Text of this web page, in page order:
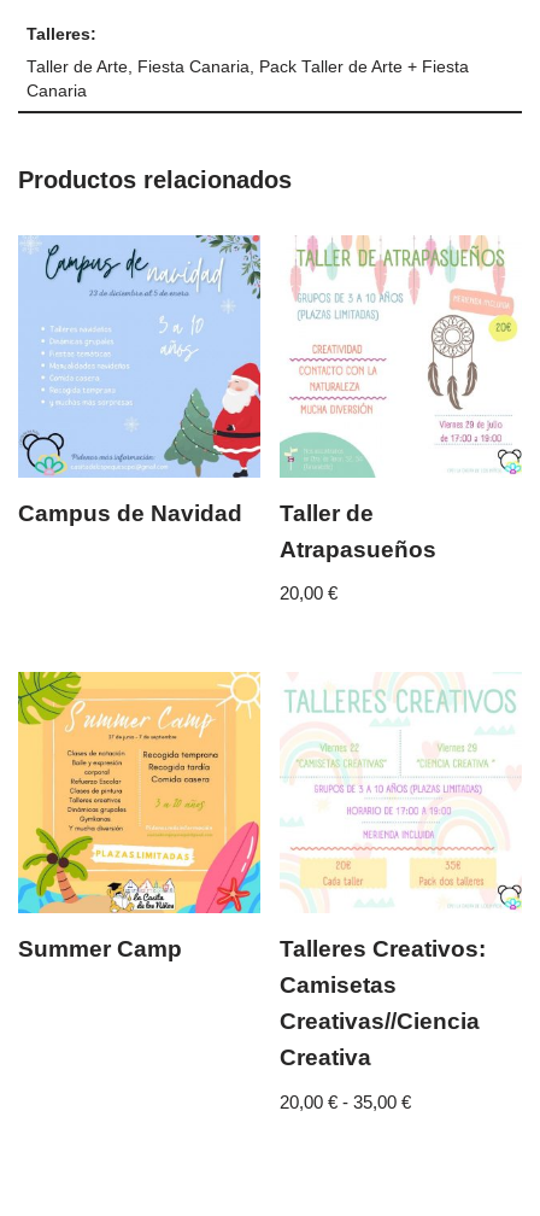
Talleres:
Taller de Arte, Fiesta Canaria, Pack Taller de Arte + Fiesta
Canaria
Productos relacionados
Campus de Navidad
Taller de
Atrapasueños
20,00€
Summer Camp
Talleres Creativos:
Camisetas
Creativas//Ciencia
Creativa
20,00€ - 35,00€